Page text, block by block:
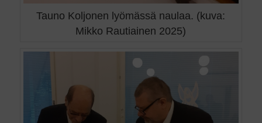
Tauno Koljonen lyömässä naulaa. (kuva:
Mikko Rautiainen 2025)